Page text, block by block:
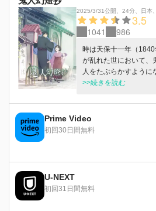
2025/3/31公開 24分 日本
3.5
1041 986
時は天保十一年（
が乱れた世において、
人をたぶらかすように
ら遠く離れた山間の集
幼い頃に、ある理由か
だったが、皆に受け入
ごしていた。 集落に
務めるように。そして
赴いた森で、遥か未来
―― 巫女の護衛役とし
太、その身を心配し
出す鈴音、巫女「いつ
す中、鬼に命を狙われ
>>続きを読む
Prime Video
初回30日間無料
U-NEXT
初回31日間無料